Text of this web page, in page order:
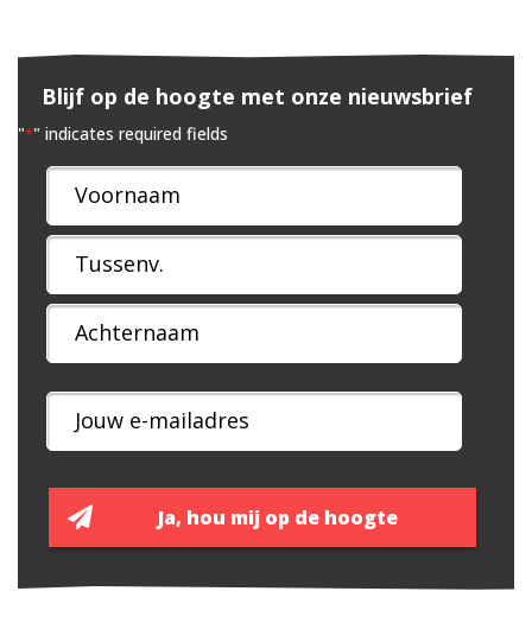
Blijf op de hoogte met onze nieuwsbrief
"*" indicates required fields
Naam
*